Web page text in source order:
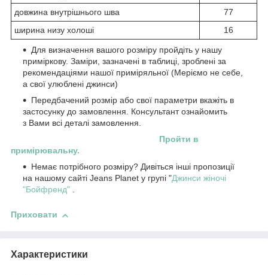
довжина внутрішнього шва
77
ширина низу холоші
16
Для визначення вашого розміру пройдіть у нашу
приміркову. Заміри, зазначені в таблиці, зроблені за
рекомендаціями нашої приміряльної (Меріємо не себе,
а свої улюблені джинси)
Передбачений розмір або свої параметри вкажіть в
застосунку до замовлення. Консультант ознайомить
з Вами всі деталі замовлення.
Пройти в
примірювальну.
Немає потрібного розміру? Дивіться інші пропозиції
на нашому сайті Jeans Planet у групі "Джинси жіночі
"Бойфренд" .
Приховати
Характеристики